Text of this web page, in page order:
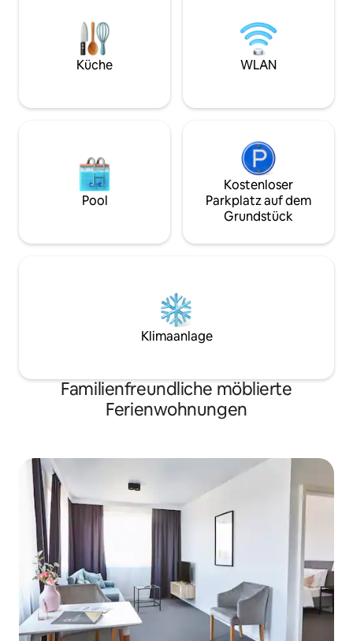
Kupferelementen und stilvolle Stücke
moderner Kunst. Die Lage neben dem
Marktplatz macht es zum besten Ort,
um die reiche Geschichte der Stadt zu
und ein
achte immer
komfortablen
vorzubereiten.
Küche WLAN
Pool
Kostenloser
Parkplatz auf dem
Grundstück
Klimaanlage
Familienfreundliche möblierte
Ferienwohnungen